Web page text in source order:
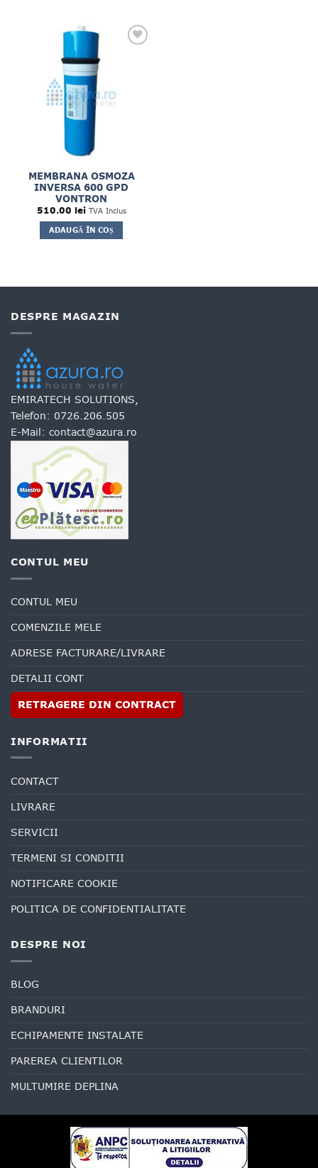
MEMBRANA OSMOZA
INVERSA 600 GPD
VONTRON
510.00 lei TVA Inclus
ADAUGĂ ÎN COȘ
DESPRE MAGAZIN
EMIRATECH SOLUTIONS,
Telefon: 0726.206.505
E-Mail: contact@azura.ro
CONTUL MEU
CONTUL MEU
COMENZILE MELE
ADRESE FACTURARE/LIVRARE
DETALII CONT
RETRAGERE DIN CONTRACT
INFORMATII
CONTACT
LIVRARE
SERVICII
TERMENI SI CONDITII
NOTIFICARE COOKIE
POLITICA DE CONFIDENTIALITATE
DESPRE NOI
BLOG
BRANDURI
ECHIPAMENTE INSTALATE
PAREREA CLIENTILOR
MULTUMIRE DEPLINA